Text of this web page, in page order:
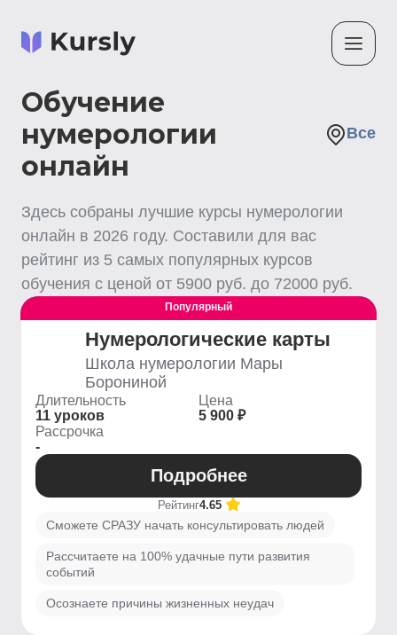
Обучение
нумерологии
онлайн
Все
Здесь собраны лучшие курсы нумерологии
онлайн в 2026 году. Составили для вас
рейтинг из 5 самых популярных курсов
обучения с ценой от 5900 руб. до 72000 руб.
Выгодный
Популярный
Нумерологические карты
Школа нумерологии Мары
Борониной
Длительность
11 уроков
Цена
5 900 ₽
Рассрочка
-
Подробнее
Рейтинг4.65
Сможете СРАЗУ начать консультировать людей
Рассчитаете на 100% удачные пути развития
событий
Осознаете причины жизненных неудач